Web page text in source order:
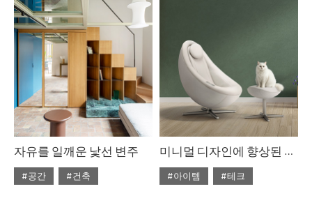
#2026년5월호
자유를 일깨운 낯선 변주
#공간
#건축
미니멀 디자인에 향상된 인체 밀착감, 코웨이 비렉스 페블체어2
#아이템
#테크